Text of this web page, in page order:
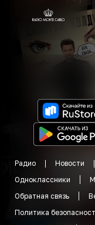
Радио Новости
Одноклассники
Обратная связь
Политика